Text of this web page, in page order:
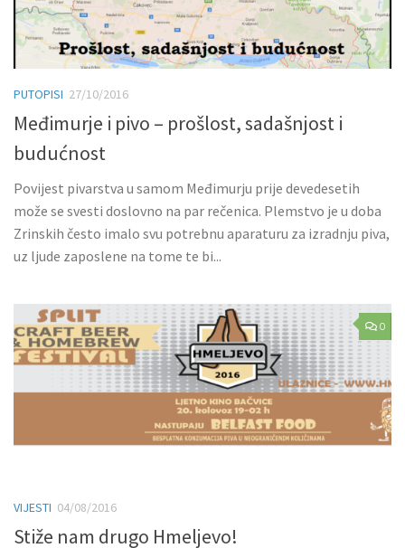
PUTOPISI 27/10/2016
Međimurje i pivo – prošlost, sadašnjost i
budućnost
Povijest pivarstva u samom Međimurju prije devedesetih
može se svesti doslovno na par rečenica. Plemstvo je u doba
Zrinskih često imalo svu potrebnu aparaturu za izradnju piva,
uz ljude zaposlene na tome te bi...
0
VIJESTI 04/08/2016
Stiže nam drugo Hmeljevo!